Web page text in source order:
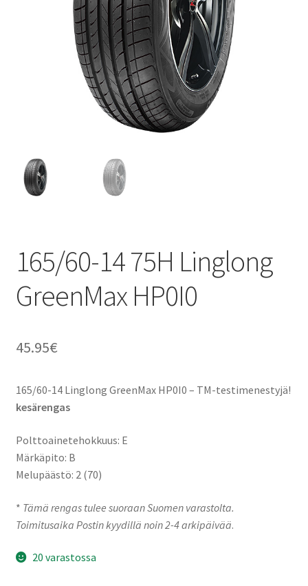
165/60-14 75H Linglong
GreenMax HP0I0
45.95€
165/60-14 Linglong GreenMax HP0I0 – TM-testimenestyjä!
kesärengas
Polttoainetehokkuus: E
Märkäpito: B
Melupäästö: 2 (70)
* Tämä rengas tulee suoraan Suomen varastolta.
Toimitusaika Postin kyydillä noin 2-4 arkipäivää.
20 varastossa